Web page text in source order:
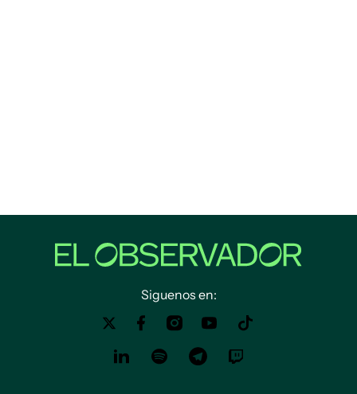
Siguenos en: